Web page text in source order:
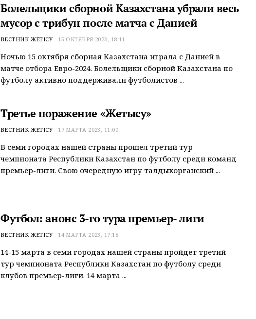
Болельщики сборной Казахстана убрали весь
мусор с трибун после матча с Данией
ВЕСТНИК ЖЕТІСУ 15 ОКТЯБРЯ 2023, 18:11
Ночью 15 октября сборная Казахстана играла с Данией в
матче отбора Евро-2024. Болельщики сборной Казахстана по
футболу активно поддерживали футболистов ...
Третье поражение «Жетысу»
ВЕСТНИК ЖЕТІСУ 17 МАРТА 2023, 11:09
В семи городах нашей страны прошел третий тур
чемпионата Республики Казахстан по футболу среди команд
премьер-лиги. Свою очередную игру талдыкорганский ...
Футбол: анонс 3-го тура премьер- лиги
ВЕСТНИК ЖЕТІСУ 14 МАРТА 2023, 17:18
14-15 марта в семи городах нашей страны пройдет третий
тур чемпионата Республики Казахстан по футболу среди
клубов премьер-лиги. 14 марта ...